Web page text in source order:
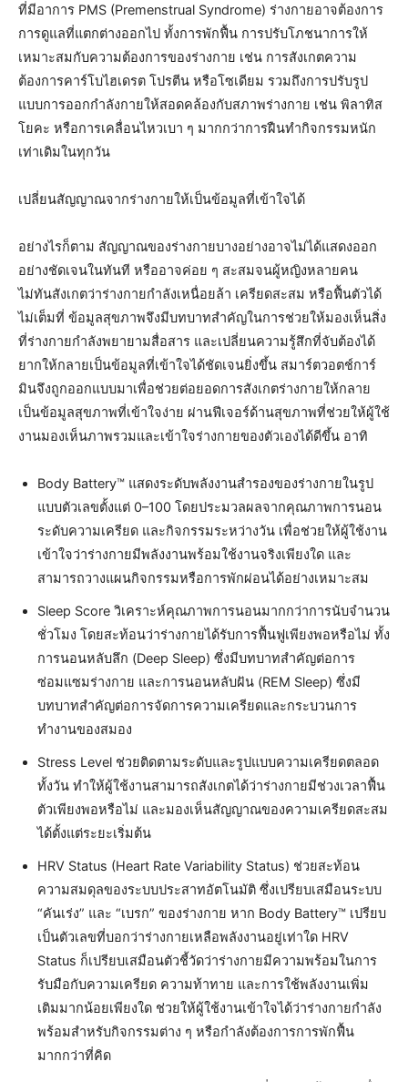
ที่มีอาการ PMS (Premenstrual Syndrome) ร่างกายอาจต้องการ
การดูแลที่แตกต่างออกไป ทั้งการพักฟื้น การปรับโภชนาการให้
เหมาะสมกับความต้องการของร่างกาย เช่น การสังเกตความ
ต้องการคาร์โบไฮเดรต โปรตีน หรือโซเดียม รวมถึงการปรับรูป
แบบการออกกำลังกายให้สอดคล้องกับสภาพร่างกาย เช่น พิลาทิส
โยคะ หรือการเคลื่อนไหวเบา ๆ มากกว่าการฝืนทำกิจกรรมหนัก
เท่าเดิมในทุกวัน
เปลี่ยนสัญญาณจากร่างกายให้เป็นข้อมูลที่เข้าใจได้
อย่างไรก็ตาม สัญญาณของร่างกายบางอย่างอาจไม่ได้แสดงออก
อย่างชัดเจนในทันที หรืออาจค่อย ๆ สะสมจนผู้หญิงหลายคน
ไม่ทันสังเกตว่าร่างกายกำลังเหนื่อยล้า เครียดสะสม หรือฟื้นตัวได้
ไม่เต็มที่ ข้อมูลสุขภาพจึงมีบทบาทสำคัญในการช่วยให้มองเห็นสิ่ง
ที่ร่างกายกำลังพยายามสื่อสาร และเปลี่ยนความรู้สึกที่จับต้องได้
ยากให้กลายเป็นข้อมูลที่เข้าใจได้ชัดเจนยิ่งขึ้น สมาร์ตวอตช์การ์
มินจึงถูกออกแบบมาเพื่อช่วยต่อยอดการสังเกตร่างกายให้กลาย
เป็นข้อมูลสุขภาพที่เข้าใจง่าย ผ่านฟีเจอร์ด้านสุขภาพที่ช่วยให้ผู้ใช้
งานมองเห็นภาพรวมและเข้าใจร่างกายของตัวเองได้ดีขึ้น อาทิ
Body Battery™ แสดงระดับพลังงานสำรองของร่างกายในรูป
แบบตัวเลขตั้งแต่ 0–100 โดยประมวลผลจากคุณภาพการนอน
ระดับความเครียด และกิจกรรมระหว่างวัน เพื่อช่วยให้ผู้ใช้งาน
เข้าใจว่าร่างกายมีพลังงานพร้อมใช้งานจริงเพียงใด และ
สามารถวางแผนกิจกรรมหรือการพักผ่อนได้อย่างเหมาะสม
Sleep Score วิเคราะห์คุณภาพการนอนมากกว่าการนับจำนวน
ชั่วโมง โดยสะท้อนว่าร่างกายได้รับการฟื้นฟูเพียงพอหรือไม่ ทั้ง
การนอนหลับลึก (Deep Sleep) ซึ่งมีบทบาทสำคัญต่อการ
ซ่อมแซมร่างกาย และการนอนหลับฝัน (REM Sleep) ซึ่งมี
บทบาทสำคัญต่อการจัดการความเครียดและกระบวนการ
ทำงานของสมอง
Stress Level ช่วยติดตามระดับและรูปแบบความเครียดตลอด
ทั้งวัน ทำให้ผู้ใช้งานสามารถสังเกตได้ว่าร่างกายมีช่วงเวลาฟื้น
ตัวเพียงพอหรือไม่ และมองเห็นสัญญาณของความเครียดสะสม
ได้ตั้งแต่ระยะเริ่มต้น
HRV Status (Heart Rate Variability Status) ช่วยสะท้อน
ความสมดุลของระบบประสาทอัตโนมัติ ซึ่งเปรียบเสมือนระบบ
“คันเร่ง” และ “เบรก” ของร่างกาย หาก Body Battery™ เปรียบ
เป็นตัวเลขที่บอกว่าร่างกายเหลือพลังงานอยู่เท่าใด HRV
Status ก็เปรียบเสมือนตัวชี้วัดว่าร่างกายมีความพร้อมในการ
รับมือกับความเครียด ความท้าทาย และการใช้พลังงานเพิ่ม
เติมมากน้อยเพียงใด ช่วยให้ผู้ใช้งานเข้าใจได้ว่าร่างกายกำลัง
พร้อมสำหรับกิจกรรมต่าง ๆ หรือกำลังต้องการการพักฟื้น
มากกว่าที่คิด